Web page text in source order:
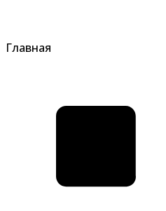
Главная